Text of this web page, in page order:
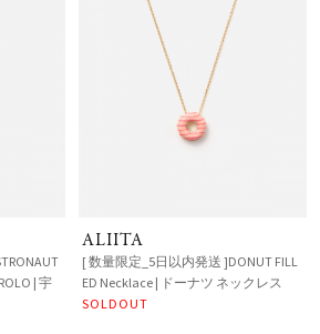
| 宇
ALIITA
[ 数量限定_5日以内発送 ]DONUT FILL
ED Necklace | ドーナツ ネックレス
SOLDOUT